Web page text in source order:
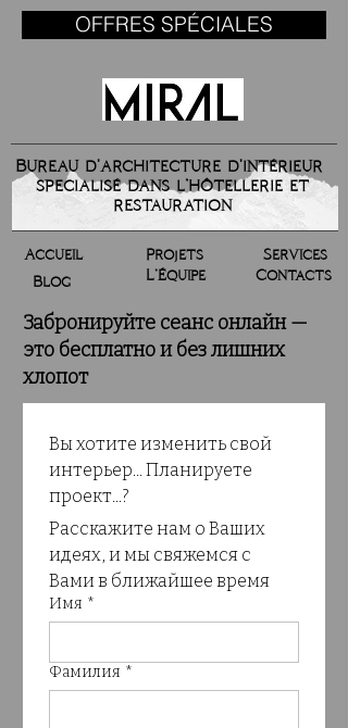
Bureau d'architecture d'intérieur
specialisé dans l’hôtellerie et
restauration
OFFRES SPÉCIALES
Accueil
Blog
Projets
L’Équipe
Services
Contacts
Забронируйте сеанс онлайн —
это бесплатно и без лишних
хлопот
Вы хотите изменить свой
интерьер... Планируете
Расскажите нам о Ваших
идеях, и мы свяжемся с
Имя *
Фамилия *